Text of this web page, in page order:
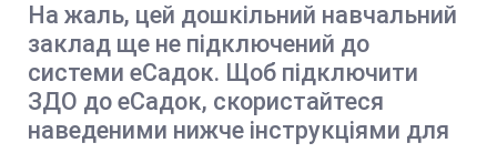
На жаль, цей дошкільний навчальний
заклад ще не підключений до
системи еСадок. Щоб підключити
ЗДО до еСадок, скористайтеся
наведеними нижче інструкціями для